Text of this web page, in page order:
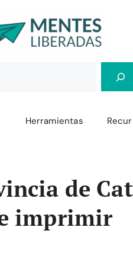
Herramientas
de
imprimir